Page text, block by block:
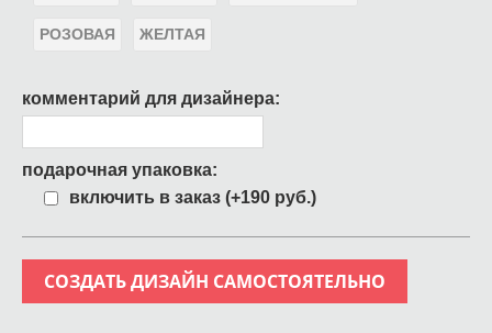
РОЗОВАЯ ЖЕЛТАЯ
комментарий для дизайнера:
подарочная упаковка:
включить в заказ (+190 руб.)
СОЗДАТЬ ДИЗАЙН САМОСТОЯТЕЛЬНО